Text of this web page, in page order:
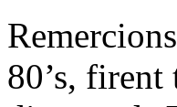
80’s, firent